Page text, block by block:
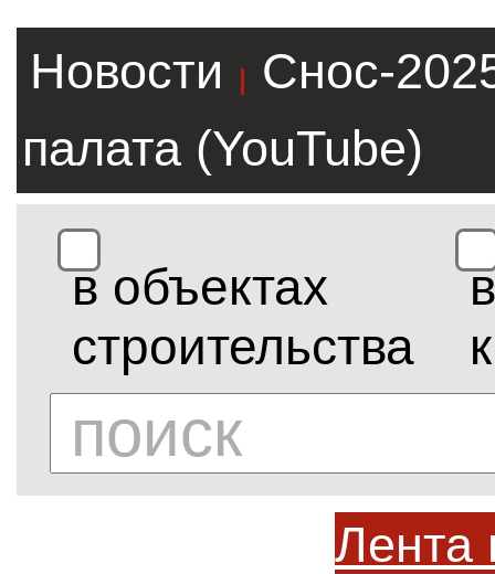
Новости |
Снос-
палата (YouTube)
в объектах
строительства
в
Лента